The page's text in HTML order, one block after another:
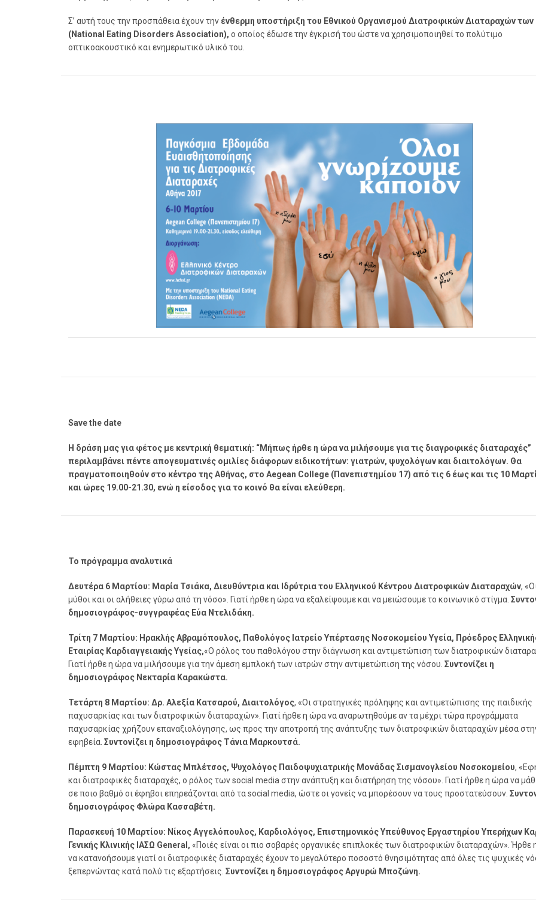
Σ’ αυτή τους την προσπάθεια έχουν την ένθερμη υποστήριξη του Εθνικού Οργανισμού Διατροφικών Διαταραχών
(National Eating Disorders Association), ο οποίος έδωσε την έγκρισή του ώστε να χρησιμοποιηθεί το πολύτιμο
οπτικοακουστικό και ενημερωτικό υλικό του.
Save the date
Η δράση μας για φέτος με κεντρική θεματική: “Μήπως ήρθε η ώρα να μιλήσουμε για τις διαγροφικές διαταραχές”
περιλαμβάνει πέντε απογευματινές ομιλίες διάφορων ειδικοτήτων: γιατρών, ψυχολόγων και διαιτολόγων. Θα
πραγματοποιηθούν στο κέντρο της Αθήνας, στο Aegean College (Πανεπιστημίου 17) από τις 6 έως και τις 10
και ώρες 19.00-21.30, ενώ η είσοδος για το κοινό θα είναι ελεύθερη.
Το πρόγραμμα αναλυτικά
Δευτέρα 6 Μαρτίου: Μαρία Τσιάκα, Διευθύντρια και Ιδρύτρια του Ελληνικού Κέντρου Διατροφικών Διαταραχών,
μύθοι και οι αλήθειες γύρω από τη νόσο». Γιατί ήρθε η ώρα να εξαλείψουμε και να μειώσουμε το κοινωνικό στίγμα.
δημοσιογράφος-συγγραφέας Εύα Ντελιδάκη.
Τρίτη 7 Μαρτίου: Ηρακλής Αβραμόπουλος, Παθολόγος Ιατρείο Υπέρτασης Νοσοκομείου Υγεία, Πρόεδρος
Εταιρίας Καρδιαγγειακής Υγείας,«Ο ρόλος του παθολόγου στην διάγνωση και αντιμετώπιση των διατροφικών
Γιατί ήρθε η ώρα να μιλήσουμε για την άμεση εμπλοκή των ιατρών στην αντιμετώπιση της νόσου. Συντονίζει η
δημοσιογράφος Νεκταρία Καρακώστα.
Τετάρτη 8 Μαρτίου: Δρ. Αλεξία Κατσαρού, Διαιτολόγος, «Οι στρατηγικές πρόληψης και αντιμετώπισης της παιδικής
παχυσαρκίας και των διατροφικών διαταραχών». Γιατί ήρθε η ώρα να αναρωτηθούμε αν τα μέχρι τώρα προγράμματα
παχυσαρκίας χρήζουν επαναξιολόγησης, ως προς την αποτροπή της ανάπτυξης των διατροφικών διαταραχών μέσα
εφηβεία. Συντονίζει η δημοσιογράφος Τάνια Μαρκουτσά.
Πέμπτη 9 Μαρτίου: Κώστας Μπλέτσος, Ψυχολόγος Παιδοψυχιατρικής Μονάδας Σισμανογλείου Νοσοκομείου,
και διατροφικές διαταραχές, ο ρόλος των social media στην ανάπτυξη και διατήρηση της νόσου». Γιατί ήρθε η ώρα να
σε ποιο βαθμό οι έφηβοι επηρεάζονται από τα social media, ώστε οι γονείς να μπορέσουν να τους προστατεύσουν.
δημοσιογράφος Φλώρα Κασσαβέτη.
Παρασκευή 10 Μαρτίου: Νίκος Αγγελόπουλος, Καρδιολόγος, Επιστημονικός Υπεύθυνος Εργαστηρίου Υπερήχων
Γενικής Κλινικής ΙΑΣΩ General, «Ποιές είναι οι πιο σοβαρές οργανικές επιπλοκές των διατροφικών διαταραχών». Ήρθε
να κατανοήσουμε γιατί οι διατροφικές διαταραχές έχουν το μεγαλύτερο ποσοστό θνησιμότητας από όλες τις ψυχικές
ξεπερνώντας κατά πολύ τις εξαρτήσεις. Συντονίζει η δημοσιογράφος Αργυρώ Μποζώνη.